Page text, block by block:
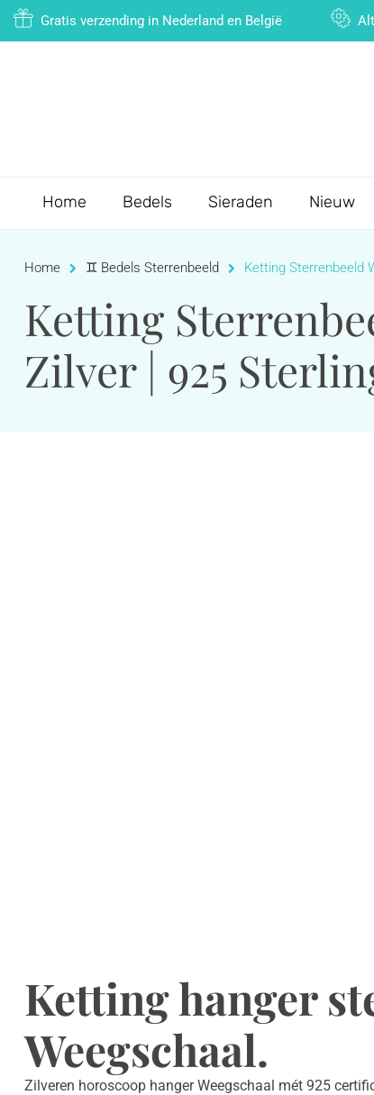
Gratis verzending in Nederland en België
Home Bedels Sieraden Nieuw
Home ♊️ Bedels Sterrenbeeld Ketting Sterrenbeeld
Ketting
Zilver | 925
Ketting hanger
Weegschaal.
Zilveren horoscoop hanger Weegschaal mét 925